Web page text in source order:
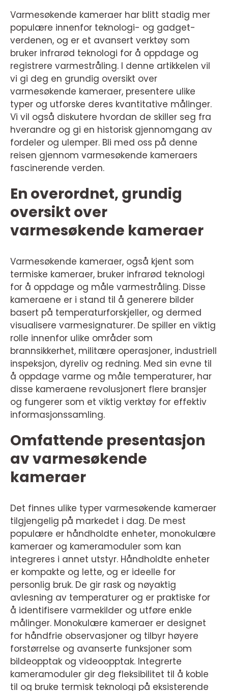
Varmesøkende kameraer har blitt stadig mer
populære innenfor teknologi- og gadget-
verdenen, og er et avansert verktøy som
bruker infrarød teknologi for å oppdage og
registrere varmestråling. I denne artikkelen vil
vi gi deg en grundig oversikt over
varmesøkende kameraer, presentere ulike
typer og utforske deres kvantitative målinger.
Vi vil også diskutere hvordan de skiller seg fra
hverandre og gi en historisk gjennomgang av
fordeler og ulemper. Bli med oss på denne
reisen gjennom varmesøkende kameraers
fascinerende verden.
En overordnet, grundig
oversikt over
varmesøkende kameraer
Varmesøkende kameraer, også kjent som
termiske kameraer, bruker infrarød teknologi
for å oppdage og måle varmestråling. Disse
kameraene er i stand til å generere bilder
basert på temperaturforskjeller, og dermed
visualisere varmesignaturer. De spiller en viktig
rolle innenfor ulike områder som
brannsikkerhet, militære operasjoner, industriell
inspeksjon, dyreliv og redning. Med sin evne til
å oppdage varme og måle temperaturer, har
disse kameraene revolusjonert flere bransjer
og fungerer som et viktig verktøy for effektiv
informasjonssamling.
Omfattende presentasjon
av varmesøkende
kameraer
Det finnes ulike typer varmesøkende kameraer
tilgjengelig på markedet i dag. De mest
populære er håndholdte enheter, monokulære
kameraer og kameramoduler som kan
integreres i annet utstyr. Håndholdte enheter
er kompakte og lette, og er ideelle for
personlig bruk. De gir rask og nøyaktig
avlesning av temperaturer og er praktiske for
å identifisere varmekilder og utføre enkle
målinger. Monokulære kameraer er designet
for håndfrie observasjoner og tilbyr høyere
forstørrelse og avanserte funksjoner som
bildeopptak og videoopptak. Integrerte
kameramoduler gir deg fleksibilitet til å koble
til og bruke termisk teknologi på eksisterende